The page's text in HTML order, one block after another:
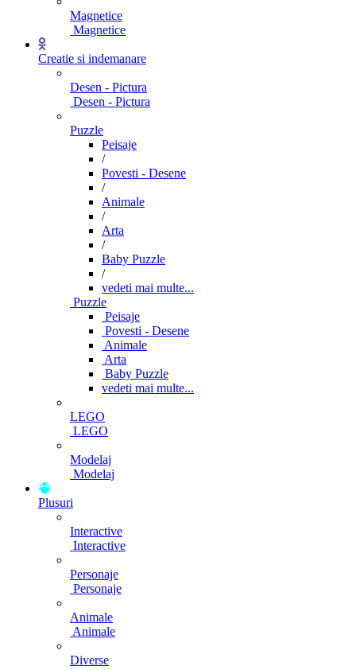
Magnetice
Magnetice
Creatie si indemanare
Desen - Pictura
Desen - Pictura
Puzzle
Peisaje
/
Povesti - Desene
/
Animale
/
Arta
/
Baby Puzzle
/
vedeti mai multe...
Puzzle
Peisaje
Povesti - Desene
Animale
Arta
Baby Puzzle
vedeti mai multe...
LEGO
LEGO
Modelaj
Modelaj
Plusuri
Interactive
Interactive
Personaje
Personaje
Animale
Animale
Diverse